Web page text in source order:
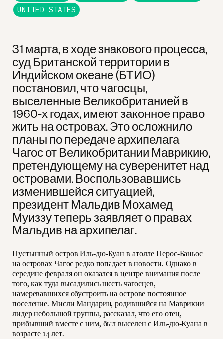
31 марта, в ходе знакового процесса,
суд Британской территории в
Индийском океане (БТИО)
постановил, что чагосцы,
выселенные Великобританией в
1960-х годах, имеют законное право
жить на островах. Это осложнило
планы по передаче архипелага
Чагос от Великобритании Маврикию,
претендующему на суверенитет над
островами. Воспользовавшись
изменившейся ситуацией,
президент Мальдив Мохамед
Муиззу теперь заявляет о правах
Мальдив на архипелаг.
Пустынный остров Иль-дю-Куан в атолле Перос-Баньос
на островах Чагос редко попадает в новости. Однако в
середине февраля он оказался в центре внимания после
того, как туда высадились шесть чагосцев,
намеревавшихся обустроить на острове постоянное
поселение. Мисли Мандарин, родившийся на Маврикии
лидер небольшой группы, рассказал, что его отец,
прибывший вместе с ним, был выселен с Иль-дю-Куана в
возрасте 14 лет.
UNITED STATES